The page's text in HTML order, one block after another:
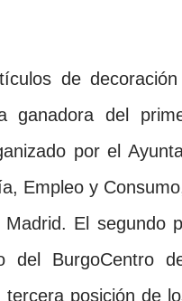
de
ganadora del
por el
Empleo y
El segundo
del BurgoCentro
posición de